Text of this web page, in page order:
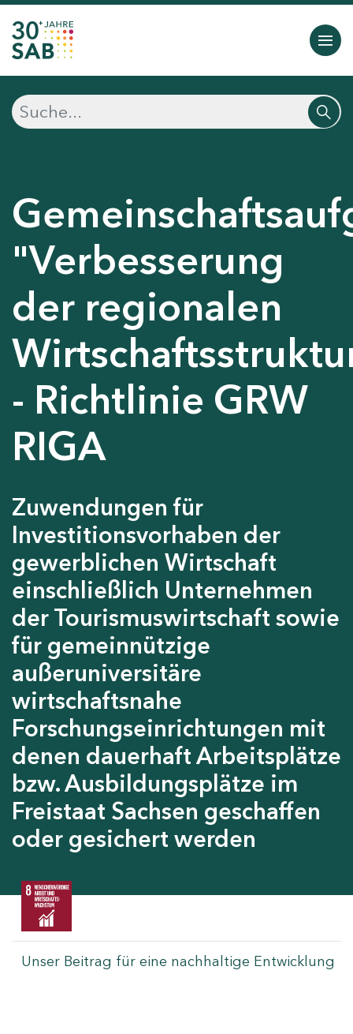
"Verbesserung
der regionalen
- Richtlinie GRW
RIGA
Zuwendungen für
Investitionsvorhaben der
gewerblichen Wirtschaft
einschließlich Unternehmen
der Tourismuswirtschaft sowie
für gemeinnützige
außeruniversitäre
wirtschaftsnahe
Forschungseinrichtungen mit
denen dauerhaft Arbeitsplätze
bzw. Ausbildungsplätze im
Freistaat Sachsen geschaffen
oder gesichert werden
Unser Beitrag für eine nachhaltige Entwicklung